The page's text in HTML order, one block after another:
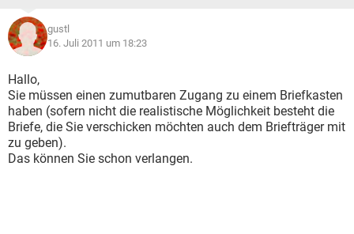
gustl
16. Juli 2011 um 18:23
Hallo,
Sie müssen einen zumutbaren Zugang zu einem Briefkasten
haben (sofern nicht die realistische Möglichkeit besteht die
Briefe, die Sie verschicken möchten auch dem Briefträger mit
zu geben).
Das können Sie schon verlangen.